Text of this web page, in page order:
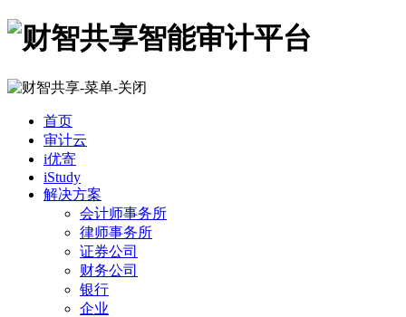
首页
审计云
i优寄
iStudy
解决方案
会计师事务所
律师事务所
证券公司
财务公司
银行
企业